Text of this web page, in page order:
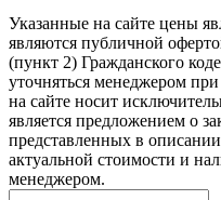
Указанные на сайте цены
являются публичной
(пункт 2) Гражданского
уточняться менеджером
на сайте носит
является предложением о
представленных в
актуальной стоимости и
менеджером.